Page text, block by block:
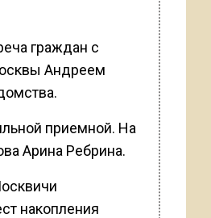
граждан с
Андреем
приемной. На
Арина Ребрина.
накопления